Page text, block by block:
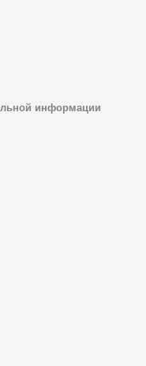
информации